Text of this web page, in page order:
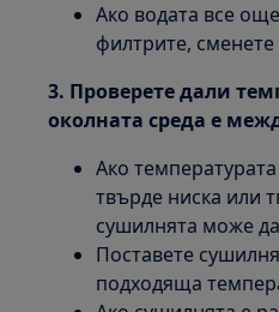
Ако водата все
филтрите, сменете
3. Проверете дали
околната среда е
Ако
твърде ниска или
сушилнята може
Поставете
подходяща